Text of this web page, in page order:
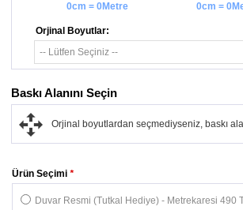
0cm = 0Metre
0cm =
Orjinal Boyutlar:
*
Ürün Seçimi
Duvar Resmi (Tutkal Hediye) - Metrekaresi 490
Baskı Alanını Seçin
Orjinal boyutlardan seçmediyseniz, baskı